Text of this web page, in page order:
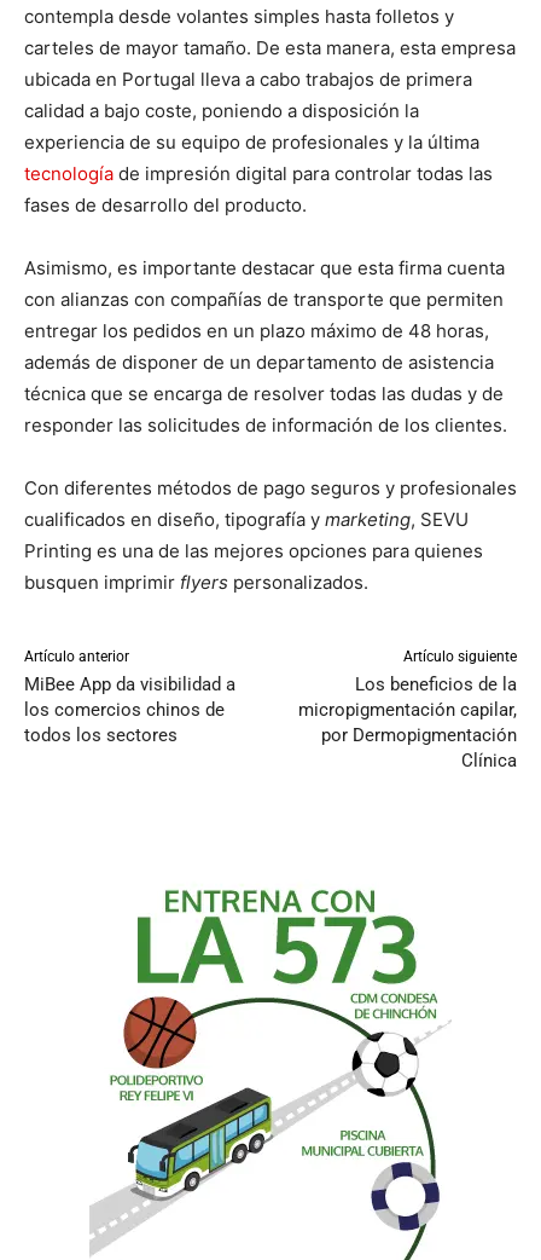
contempla desde volantes simples hasta folletos y
carteles de mayor tamaño. De esta manera, esta empresa
ubicada en Portugal lleva a cabo trabajos de primera
calidad a bajo coste, poniendo a disposición la
experiencia de su equipo de profesionales y la última
tecnología de impresión digital para controlar todas las
fases de desarrollo del producto.
Asimismo, es importante destacar que esta firma cuenta
con alianzas con compañías de transporte que permiten
entregar los pedidos en un plazo máximo de 48 horas,
además de disponer de un departamento de asistencia
técnica que se encarga de resolver todas las dudas y de
responder las solicitudes de información de los clientes.
Con diferentes métodos de pago seguros y profesionales
cualificados en diseño, tipografía y marketing, SEVU
Printing es una de las mejores opciones para quienes
busquen imprimir flyers personalizados.
Artículo anterior
MiBee App da visibilidad a
los comercios chinos de
todos los sectores
Artículo siguiente
Los beneficios de la
micropigmentación capilar,
por Dermopigmentación
Clínica